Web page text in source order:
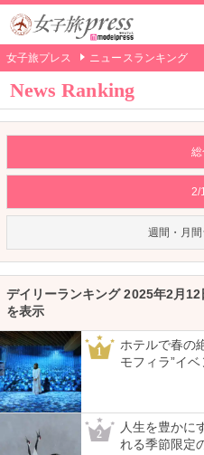
女子旅プレス ニュースランキング
News Ranking
総
2/
週間・月
デイリーランキング 2025年2月
を表示
1
ホテルで春の
モフィラ”イ
2
人生を豊かに
れる季節限定